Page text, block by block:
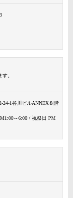
。
24-1谷川ビルANNEX８階
～6:00 / 祝祭日 PM